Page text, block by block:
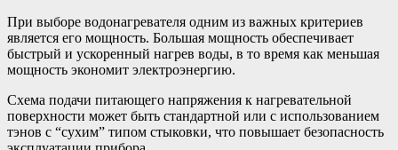
При выборе водонагревателя одним из важных критериев
является его мощность. Большая мощность обеспечивает
быстрый и ускоренный нагрев воды, в то время как меньшая
мощность экономит электроэнергию.
Схема подачи питающего напряжения к нагревательной
поверхности может быть стандартной или с использованием
тэнов с “сухим” типом стыковки, что повышает безопасность